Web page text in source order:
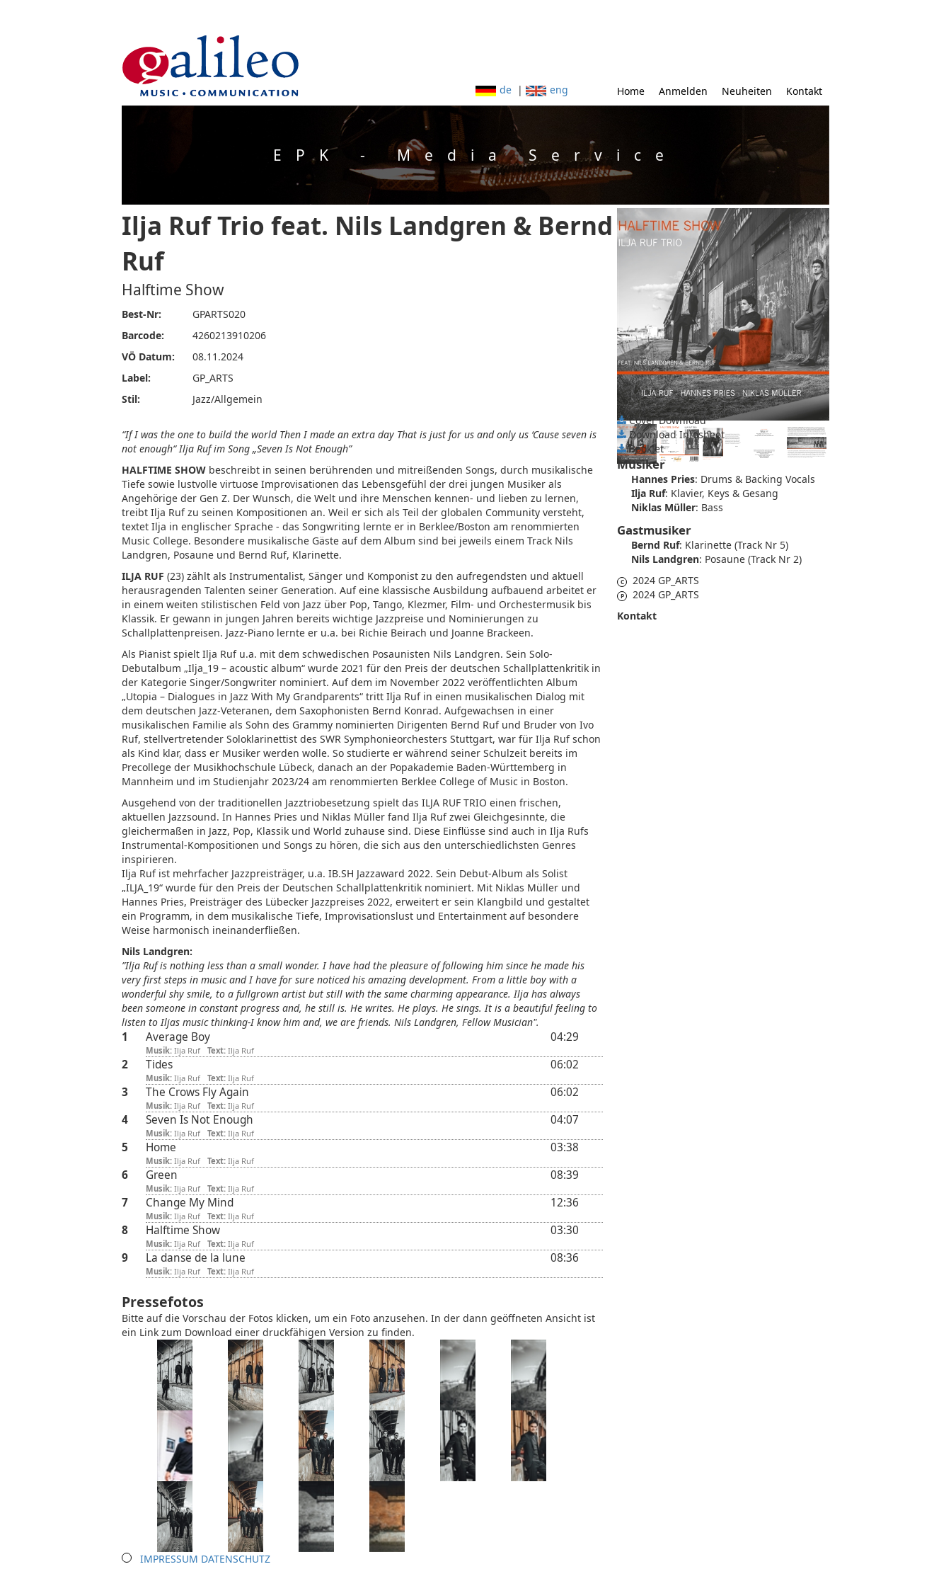
de | eng Home Anmelden Neuheiten Kontakt
EPK - Media Service
Ilja Ruf Trio feat. Nils Landgren & Bernd
Ruf
Halftime Show
Best-Nr:
GPARTS020
Barcode:
4260213910206
VÖ Datum:
08.11.2024
Label:
GP_ARTS
Stil:
Jazz/Allgemein
“If I was the one to build the world Then I made an extra day That is just for us and only us ‘Cause seven is
not enough“ Ilja Ruf im Song „Seven Is Not Enough”
HALFTIME SHOW beschreibt in seinen berührenden und mitreißenden Songs, durch musikalische
Tiefe sowie lustvolle virtuose Improvisationen das Lebensgefühl der drei jungen Musiker als
Angehörige der Gen Z. Der Wunsch, die Welt und ihre Menschen kennen- und lieben zu lernen,
treibt Ilja Ruf zu seinen Kompositionen an. Weil er sich als Teil der globalen Community versteht,
textet Ilja in englischer Sprache - das Songwriting lernte er in Berklee/Boston am renommierten
Music College. Besondere musikalische Gäste auf dem Album sind bei jeweils einem Track Nils
Landgren, Posaune und Bernd Ruf, Klarinette.
ILJA RUF (23) zählt als Instrumentalist, Sänger und Komponist zu den aufregendsten und aktuell
herausragenden Talenten seiner Generation. Auf eine klassische Ausbildung aufbauend arbeitet er
in einem weiten stilistischen Feld von Jazz über Pop, Tango, Klezmer, Film- und Orchestermusik bis
Klassik. Er gewann in jungen Jahren bereits wichtige Jazzpreise und Nominierungen zu
Schallplattenpreisen. Jazz-Piano lernte er u.a. bei Richie Beirach und Joanne Brackeen.
Als Pianist spielt Ilja Ruf u.a. mit dem schwedischen Posaunisten Nils Landgren. Sein Solo-
Debutalbum „Ilja_19 – acoustic album“ wurde 2021 für den Preis der deutschen Schallplattenkritik in
der Kategorie Singer/Songwriter nominiert. Auf dem im November 2022 veröffentlichten Album
„Utopia – Dialogues in Jazz With My Grandparents“ tritt Ilja Ruf in einen musikalischen Dialog mit
dem deutschen Jazz-Veteranen, dem Saxophonisten Bernd Konrad. Aufgewachsen in einer
musikalischen Familie als Sohn des Grammy nominierten Dirigenten Bernd Ruf und Bruder von Ivo
Ruf, stellvertretender Soloklarinettist des SWR Symphonieorchesters Stuttgart, war für Ilja Ruf schon
als Kind klar, dass er Musiker werden wolle. So studierte er während seiner Schulzeit bereits im
Precollege der Musikhochschule Lübeck, danach an der Popakademie Baden-Württemberg in
Mannheim und im Studienjahr 2023/24 am renommierten Berklee College of Music in Boston.
Ausgehend von der traditionellen Jazztriobesetzung spielt das ILJA RUF TRIO einen frischen,
aktuellen Jazzsound. In Hannes Pries und Niklas Müller fand Ilja Ruf zwei Gleichgesinnte, die
gleichermaßen in Jazz, Pop, Klassik und World zuhause sind. Diese Einflüsse sind auch in Ilja Rufs
Instrumental-Kompositionen und Songs zu hören, die sich aus den unterschiedlichsten Genres
inspirieren.
Ilja Ruf ist mehrfacher Jazzpreisträger, u.a. IB.SH Jazzaward 2022. Sein Debut-Album als Solist
„ILJA_19“ wurde für den Preis der Deutschen Schallplattenkritik nominiert. Mit Niklas Müller und
Hannes Pries, Preisträger des Lübecker Jazzpreises 2022, erweitert er sein Klangbild und gestaltet
ein Programm, in dem musikalische Tiefe, Improvisationslust und Entertainment auf besondere
Weise harmonisch ineinanderfließen.
Nils Landgren:
”Ilja Ruf is nothing less than a small wonder. I have had the pleasure of following him since he made his
very first steps in music and I have for sure noticed his amazing development. From a little boy with a
wonderful shy smile, to a fullgrown artist but still with the same charming appearance. Ilja has always
been someone in constant progress and, he still is. He writes. He plays. He sings. It is a beautiful feeling to
listen to Iljas music thinking-I know him and, we are friends. Nils Landgren, Fellow Musician".
1 Average Boy 04:29
Musik: Ilja Ruf Text: Ilja Ruf
2 Tides 06:02
Musik: Ilja Ruf Text: Ilja Ruf
3 The Crows Fly Again 06:02
Musik: Ilja Ruf Text: Ilja Ruf
4 Seven Is Not Enough 04:07
Musik: Ilja Ruf Text: Ilja Ruf
5 Home 03:38
Musik: Ilja Ruf Text: Ilja Ruf
6 Green 08:39
Musik: Ilja Ruf Text: Ilja Ruf
7 Change My Mind 12:36
Musik: Ilja Ruf Text: Ilja Ruf
8 Halftime Show 03:30
Musik: Ilja Ruf Text: Ilja Ruf
9 La danse de la lune 08:36
Musik: Ilja Ruf Text: Ilja Ruf
Pressefotos
Bitte auf die Vorschau der Fotos klicken, um ein Foto anzusehen. In der dann geöffneten Ansicht ist
ein Link zum Download einer druckfähigen Version zu finden.
Cover Download
Download Infosheet
Booklet
Musiker
Hannes Pries: Drums & Backing Vocals
Ilja Ruf: Klavier, Keys & Gesang
Niklas Müller: Bass
Gastmusiker
Bernd Ruf: Klarinette (Track Nr 5)
Nils Landgren: Posaune (Track Nr 2)
C 2024 GP_ARTS
P
2024 GP_ARTS
Kontakt
IMPRESSUM DATENSCHUTZ